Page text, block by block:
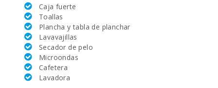
Hospital de
Manacor (km):
Hospital Son
Espases Palma
de Mallorca
(km):
Supermercado
Caja fuerte
Toallas
Plancha y tabla de planchar
Lavavajillas
Secador de pelo
Microondas
Cafetera
Lavadora